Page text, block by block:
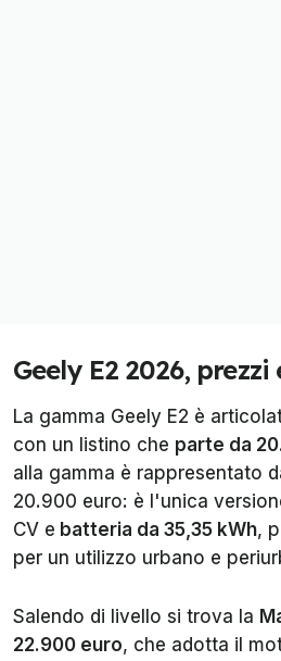
Geely E2 2026,
La gamma Geely E2 è
con un listino che parte da
alla gamma è rappresentato
20.900 euro: è l'unica
CV e batteria da 35,35 kWh,
per un utilizzo urbano e
Salendo di livello si trova la
22.900 euro, che adotta il